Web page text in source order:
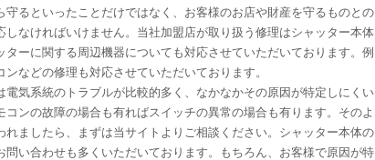
守るといったことだけではなく、お客様のお店や財産を守るものとの
しなければいけません。当社加盟店が取り扱う修理はシャッター本体
ターに関する周辺機器についても対応させていただいております。例
ンなどの修理も対応させていただいております。
電気系統のトラブルが比較的多く、なかなかその原因が特定しにくい
コンの故障の場合も有ればスイッチの異常の場合も有ります。そのよ
れましたら、まずは当サイトよりご相談ください。シャッター本体の
い合わせも多くいただいております。もちろん、お客様で原因が特